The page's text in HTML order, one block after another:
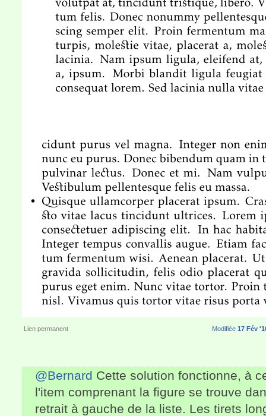
Lien permanent Modifiée 17 Fév
@Bernard Cette solution fonctionne, à
l'item comprenant la figure se trouve
retrait à gauche de la liste. Les tirets